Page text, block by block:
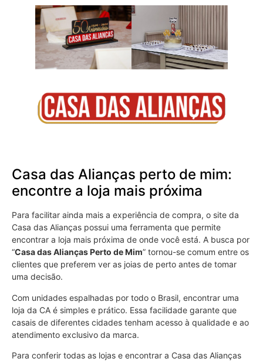
Casa das Alianças perto de mim:
encontre a loja mais próxima
Para facilitar ainda mais a experiência de compra, o site da
Casa das Alianças possui uma ferramenta que permite
encontrar a loja mais próxima de onde você está. A busca por
“Casa das Alianças Perto de Mim” tornou-se comum entre os
clientes que preferem ver as joias de perto antes de tomar
uma decisão.
Com unidades espalhadas por todo o Brasil, encontrar uma
loja da CA é simples e prático. Essa facilidade garante que
casais de diferentes cidades tenham acesso à qualidade e ao
atendimento exclusivo da marca.
Para conferir todas as lojas e encontrar a Casa das Alianças